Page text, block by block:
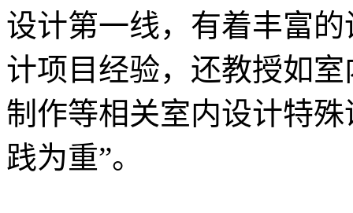
设计第一线，有着丰富
计项目经验，还教授如
制作等相关室内设计特
践为重”。